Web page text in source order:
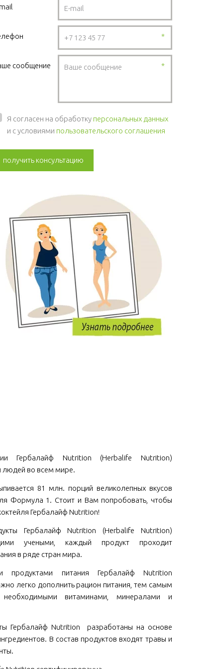
*
сообщение *
Я согласен на обработкуперсональных данных
и с условиями пользовательского соглашения
получить консультацию
Гербалайф Nutrition (Herbalife Nutrition)
людей во всем мире.
81 млн. порций великолепных вкусов
Формула 1. Стоит и Вам попробовать, чтобы
Гербалайф Nutrition!
Гербалайф Nutrition (Herbalife Nutrition)
учеными, каждый продукт проходит
в ряде стран мира.
продуктами питания Гербалайф Nutrition
легко дополнить рацион питания, тем самым
необходимыми витаминами, минералами и
Гербалайф Nutrition разработаны на основе
В состав продуктов входят травы и